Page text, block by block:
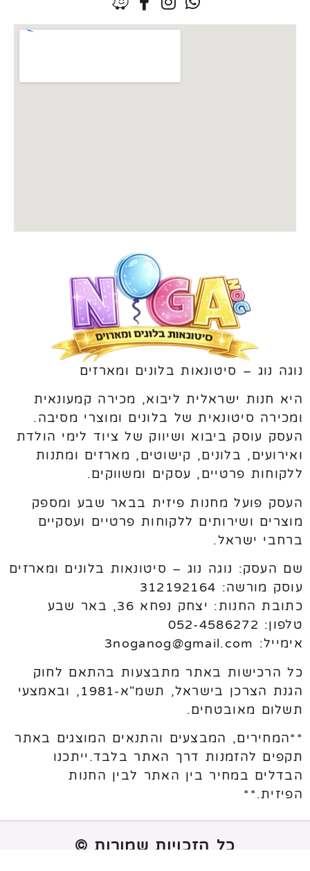
נוגה נוג – סיטונאות בלונים ומארזים
היא חנות ישראלית ליבוא, מכירה קמעונאית
ומכירה סיטונאית של בלונים ומוצרי מסיבה.
העסק עוסק ביבוא ושיווק של ציוד לימי הולדת
ואירועים, בלונים, קישוטים, מארזים ומתנות
ללקוחות פרטיים, עסקים ומשווקים.
העסק פועל מחנות פיזית בבאר שבע ומספק
מוצרים ושירותים ללקוחות פרטיים ועסקיים
ברחבי ישראל.
שם העסק: נוגה נוג – סיטונאות בלונים ומארזים
עוסק מורשה: 312192164
כתובת החנות: יצחק נפחא 36, באר שבע
טלפון: 052-4586272
אימייל: 3noganog@gmail.com
כל הרכישות באתר מתבצעות בהתאם לחוק
הגנת הצרכן בישראל, תשמ"א-1981, ובאמצעי
תשלום מאובטחים.
**המחירים, המבצעים והתנאים המוצגים באתר
תקפים להזמנות דרך האתר בלבד.ייתכנו
הבדלים במחיר בין האתר לבין החנות
הפיזית.**
כל הזכויות שמורות ©